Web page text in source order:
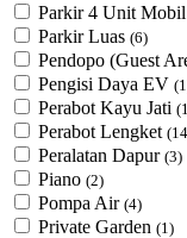
Parkir 4 Unit Mobil
Parkir Luas (6)
Pendopo (Guest
Pengisi Daya EV
Perabot Kayu Jati
Perabot Lengket
Peralatan Dapur (3)
Piano (2)
Pompa Air (4)
Private Garden (1)